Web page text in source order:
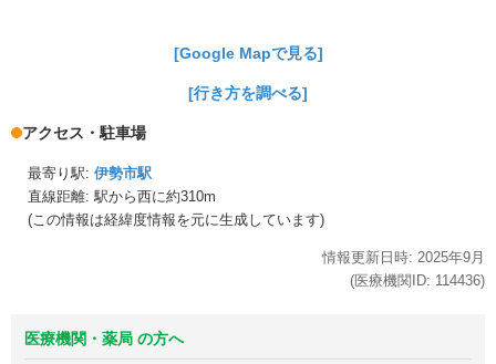
[Google Mapで見る]
[行き方を調べる]
アクセス・駐車場
最寄り駅: 伊勢市駅
直線距離: 駅から西に約310m
(この情報は経緯度情報を元に生成しています)
情報更新日時: 2025年9月
(医療機関ID: 114436)
医療機関・薬局 の方へ